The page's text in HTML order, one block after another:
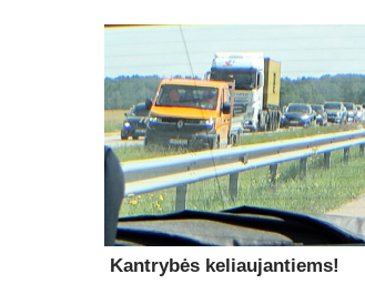
Kantrybės keliaujantiems!